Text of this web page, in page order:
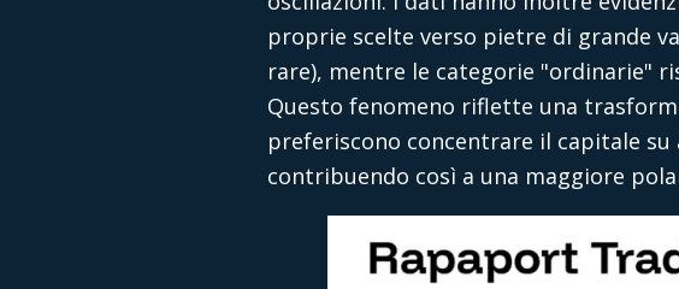
proprie scelte verso pietre di grande
rare), mentre le categorie "ordinarie"
Questo fenomeno riflette una
preferiscono concentrare il capitale
contribuendo così a una maggiore